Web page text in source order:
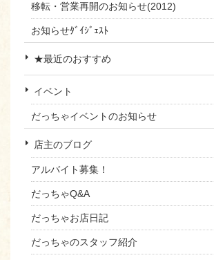
移転・営業再開のお知らせ(2012)
お知らせﾀﾞｲｼﾞｪｽﾄ
★最近のおすすめ
イベント
だっちゃイベントのお知らせ
店主のブログ
アルバイト募集！
だっちゃQ&A
だっちゃお店日記
だっちゃのスタッフ紹介